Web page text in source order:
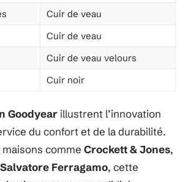
Cuir de veau
Cuir de veau
Cuir de veau velours
Cuir noir
Goodyear illustrent l’innovation
du confort et de la durabilité.
comme Crockett & Jones,
Salvatore Ferragamo, cette